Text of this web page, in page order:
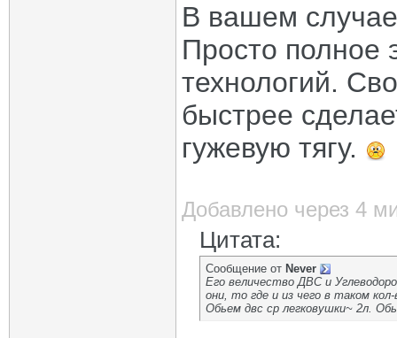
В вашем
Просто полное
технологий.
быстрее
гужевую тягу.
Добавлено через 4
Цитата:
Сообщение от Never
Его величество ДВС и
они, то где и из чего в таком
Обьем двс ср легковушки~ 2л.